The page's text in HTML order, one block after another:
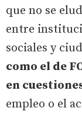
que no se
entre
sociales y
como el de
en
empleo o el